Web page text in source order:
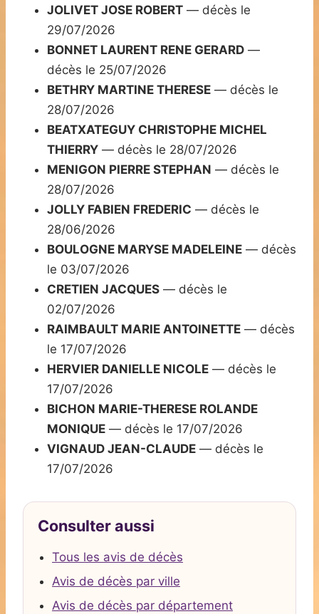
JOLIVET JOSE ROBERT — décès le
29/07/2026
BONNET LAURENT RENE GERARD —
décès le 25/07/2026
BETHRY MARTINE THERESE — décès le
28/07/2026
BEATXATEGUY CHRISTOPHE MICHEL
THIERRY — décès le 28/07/2026
MENIGON PIERRE STEPHAN — décès le
28/07/2026
JOLLY FABIEN FREDERIC — décès le
28/06/2026
BOULOGNE MARYSE MADELEINE — décès
le 03/07/2026
CRETIEN JACQUES — décès le
02/07/2026
RAIMBAULT MARIE ANTOINETTE — décès
le 17/07/2026
HERVIER DANIELLE NICOLE — décès le
17/07/2026
BICHON MARIE-THERESE ROLANDE
MONIQUE — décès le 17/07/2026
VIGNAUD JEAN-CLAUDE — décès le
17/07/2026
Consulter aussi
Tous les avis de décès
Avis de décès par ville
Avis de décès par département